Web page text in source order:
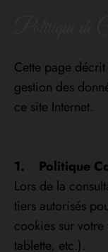
Cette page
gestion des
ce site Internet.
1. Politique
Lors de la
tiers autorisés
cookies sur
tablette, etc.).